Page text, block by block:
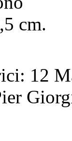
cm.
12